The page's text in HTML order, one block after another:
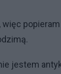
jestem